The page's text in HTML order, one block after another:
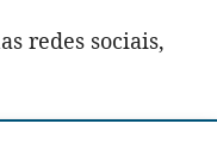
redes sociais,